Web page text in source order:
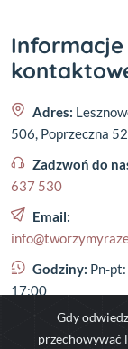
Informacje
Adres:
506, Poprzeczna
Zadzwoń do
637 530
Email:
Godziny: Pn-
17:00
Gdy
przechowywać